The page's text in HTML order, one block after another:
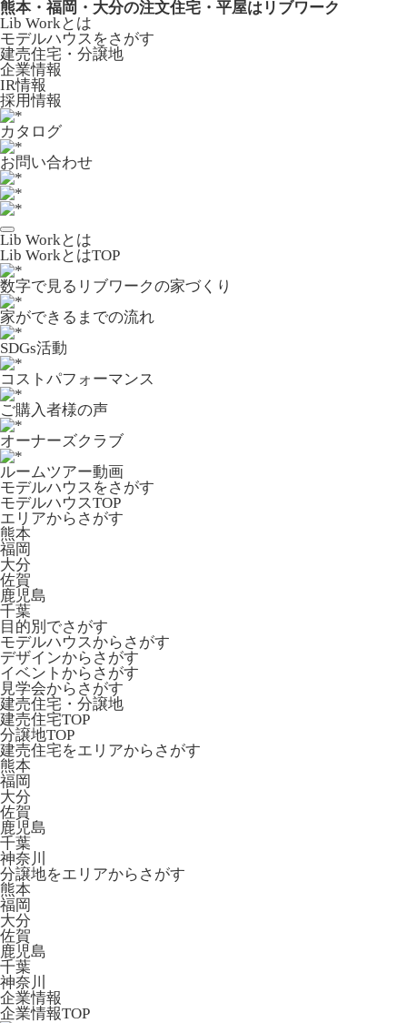
熊本・福岡・大分の注文住宅・平屋はリブワーク
Lib Workとは
モデルハウスをさがす
建売住宅・分譲地
企業情報
IR情報
採用情報
カタログ
お問い合わせ
Lib Workとは
Lib WorkとはTOP
数字で⾒るリブワークの家づくり
家ができるまでの流れ
SDGs活動
コストパフォーマンス
ご購入者様の声
オーナーズクラブ
ルームツアー動画
モデルハウスをさがす
モデルハウスTOP
エリアからさがす
熊本
福岡
大分
佐賀
鹿児島
千葉
目的別でさがす
モデルハウスからさがす
デザインからさがす
イベントからさがす
見学会からさがす
建売住宅・分譲地
建売住宅TOP
分譲地TOP
建売住宅をエリアからさがす
熊本
福岡
大分
佐賀
鹿児島
千葉
神奈川
分譲地をエリアからさがす
熊本
福岡
大分
佐賀
鹿児島
千葉
神奈川
企業情報
企業情報TOP